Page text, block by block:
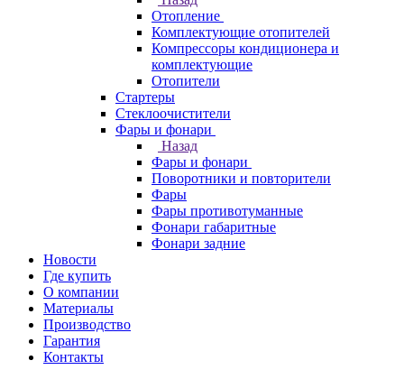
Отопление
Комплектующие отопителей
Компрессоры кондиционера и
комплектующие
Отопители
Стартеры
Стеклоочистители
Фары и фонари
Назад
Фары и фонари
Поворотники и повторители
Фары
Фары противотуманные
Фонари габаритные
Фонари задние
Новости
Где купить
О компании
Материалы
Производство
Гарантия
Контакты